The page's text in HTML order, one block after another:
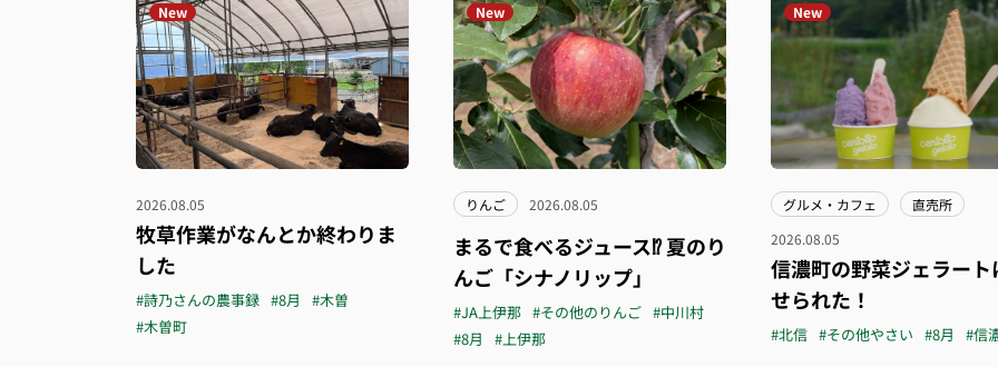
New
2026.08.05
牧草作業がなんとか終わりま
した
#詩乃さんの農事録 #8月
#木曽
#木曽町
New
りんご 2026.08.05
まるで食べるジュース⁉︎ 夏のり
んご「シナノリップ」
#JA上伊那 #その他のりんご #中川村
#8月
#上伊那
New
グルメ・カフェ
直売所
2026.08.05
信濃町の野菜ジェラート
せられた！
#北信 #その他やさい #8月 #信